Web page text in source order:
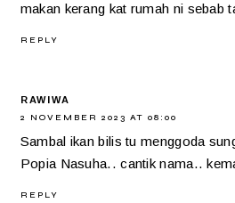
makan kerang kat rumah ni sebab
REPLY
RAWIWA
2 NOVEMBER 2023 AT 08:00
Sambal ikan bilis tu menggoda
Popia Nasuha.. cantik nama..
REPLY